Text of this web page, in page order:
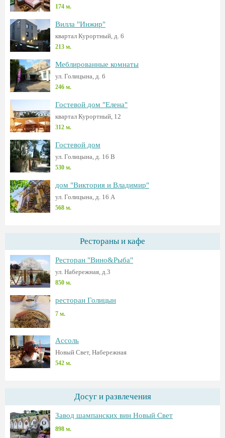
174 м.
Вилла "Инжир"
квартал Курортный, д. 6
213 м.
Меблированные комнаты
ул. Голицына, д. 6
246 м.
Гостевой дом "Елена"
квартал Курортный, 12
312 м.
Гостевой дом
ул. Голицына, д. 16 В
530 м.
дом "Виктория и Владимир"
ул. Голицына, д. 16 А
568 м.
Рестораны и кафе
Ресторан "Вино&Рыба"
ул. Набережная, д.3
850 м.
ресторан Голицын
7 м.
Ассоль
Новый Свет, Набережная
542 м.
Досуг и развлечения
Завод шампанских вин Новый Свет
898 м.